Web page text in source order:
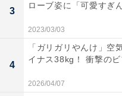
3
ローブ姿に「可愛すぎ
2023/03/03
4
「ガリガリやんけ」空
イナス38kg！ 衝撃の
2026/04/07